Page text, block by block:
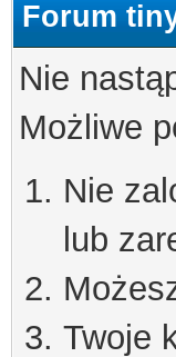
Forum
Nie
Możliwe
Nie
lub
Twoje